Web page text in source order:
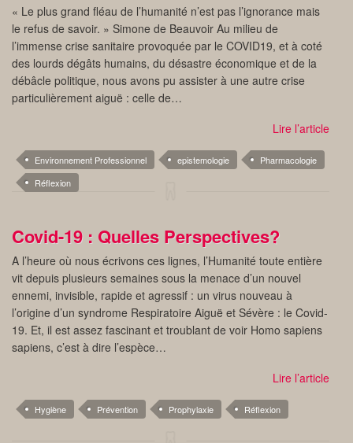
« Le plus grand fléau de l’humanité n’est pas l’ignorance mais
le refus de savoir. » Simone de Beauvoir Au milieu de
l’immense crise sanitaire provoquée par le COVID19, et à coté
des lourds dégâts humains, du désastre économique et de la
débâcle politique, nous avons pu assister à une autre crise
particulièrement aiguë : celle de…
Lire l’article
Environnement Professionnel epistemologie
Pharmacologie
Réflexion
Covid-19 : Quelles Perspectives?
A l’heure où nous écrivons ces lignes, l’Humanité toute entière
vit depuis plusieurs semaines sous la menace d’un nouvel
ennemi, invisible, rapide et agressif : un virus nouveau à
l’origine d’un syndrome Respiratoire Aiguë et Sévère : le Covid-
19. Et, il est assez fascinant et troublant de voir Homo sapiens
sapiens, c’est à dire l’espèce…
Lire l’article
Hygiène Prévention Prophylaxie Réflexion